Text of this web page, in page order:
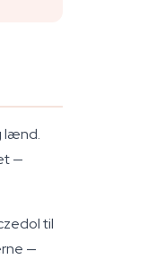
lænd.
—
til
—